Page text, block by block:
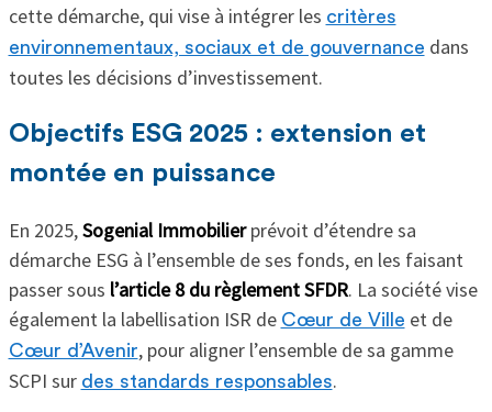
cette démarche, qui vise à intégrer les critères
environnementaux, sociaux et de gouvernance dans
toutes les décisions d’investissement.
Objectifs ESG 2025 : extension et
montée en puissance
En 2025,Sogenial Immobilierprévoit d’étendre sa
démarche ESG à l’ensemble de ses fonds, en les faisant
passer sous l’article 8 du règlement SFDR. La société vise
également la labellisation ISR de Cœur de Ville et de
Cœur d’Avenir, pour aligner l’ensemble de sa gamme
SCPI sur des standards responsables.